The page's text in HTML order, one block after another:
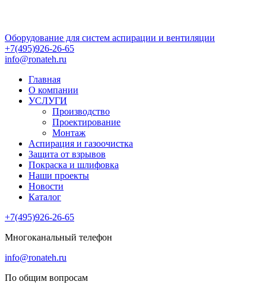
Оборудование для систем аспирации и вентиляции
+7(495)926-26-65
info@ronateh.ru
Главная
О компании
УСЛУГИ
Производство
Проектирование
Монтаж
Аспирация и газоочистка
Защита от взрывов
Покраска и шлифовка
Наши проекты
Новости
Каталог
+7(495)926-26-65
Многоканальный телефон
info@ronateh.ru
По общим вопросам